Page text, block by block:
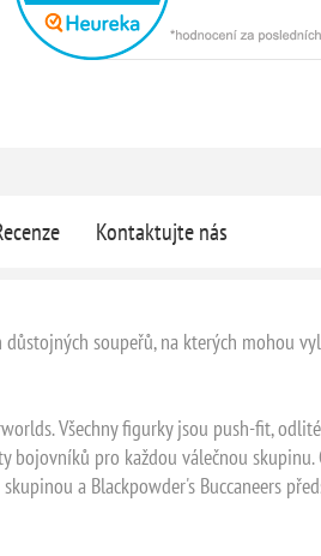
Kontaktujte nás
soupeřů, na kterých mohou
Všechny figurky jsou push-fit,
bojovníků pro každou válečnou
a Blackpowder's Buccaneers